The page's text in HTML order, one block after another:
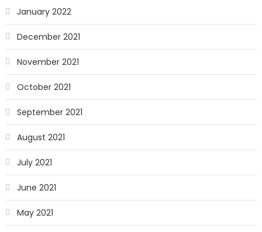
January 2022
December 2021
November 2021
October 2021
September 2021
August 2021
July 2021
June 2021
May 2021